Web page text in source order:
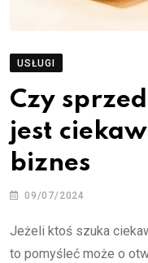
USŁUGI
Czy
jest
biznes
09/07/2024
Jeżeli ktoś szuka
to pomyśleć może o